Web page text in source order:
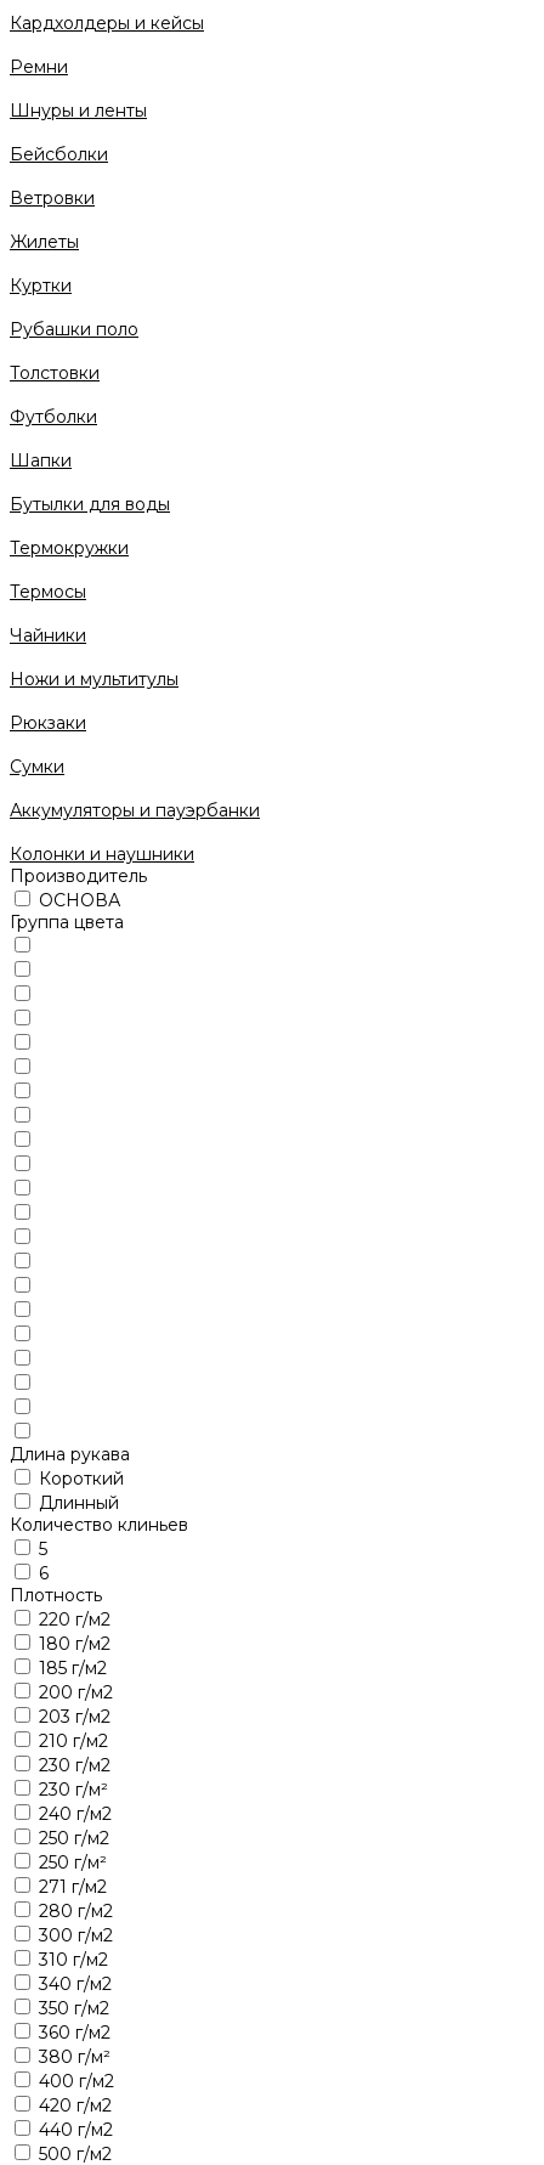
Кардхолдеры и кейсы
Ремни
Шнуры и ленты
Бейсболки
Ветровки
Жилеты
Куртки
Рубашки поло
Толстовки
Футболки
Шапки
Бутылки для воды
Термокружки
Термосы
Чайники
Ножи и мультитулы
Рюкзаки
Сумки
Аккумуляторы и пауэрбанки
Колонки и наушники
Производитель
ОСНОВА
Группа цвета
Длина рукава
Короткий
Длинный
Количество клиньев
5
6
Плотность
220 г/м2
180 г/м2
185 г/м2
200 г/м2
203 г/м2
210 г/м2
230 г/м2
230 г/м²
240 г/м2
250 г/м2
250 г/м²
271 г/м2
280 г/м2
300 г/м2
310 г/м2
340 г/м2
350 г/м2
360 г/м2
380 г/м²
400 г/м2
420 г/м2
440 г/м2
500 г/м2